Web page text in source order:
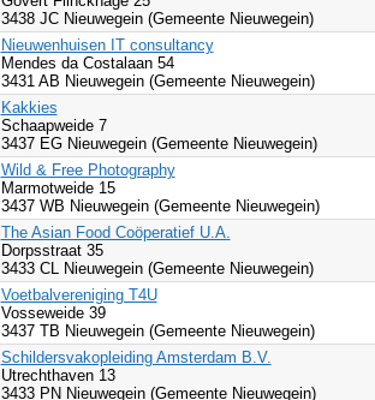
3438 JC Nieuwegein (Gemeente Nieuwegein)
Nieuwenhuisen IT consultancy
Mendes da Costalaan 54
3431 AB Nieuwegein (Gemeente Nieuwegein)
Kakkies
Schaapweide 7
3437 EG Nieuwegein (Gemeente Nieuwegein)
Wild & Free Photography
Marmotweide 15
3437 WB Nieuwegein (Gemeente Nieuwegein)
The Asian Food Coöperatief U.A.
Dorpsstraat 35
3433 CL Nieuwegein (Gemeente Nieuwegein)
Voetbalvereniging T4U
Vosseweide 39
3437 TB Nieuwegein (Gemeente Nieuwegein)
Schildersvakopleiding Amsterdam B.V.
Utrechthaven 13
3433 PN Nieuwegein (Gemeente Nieuwegein)